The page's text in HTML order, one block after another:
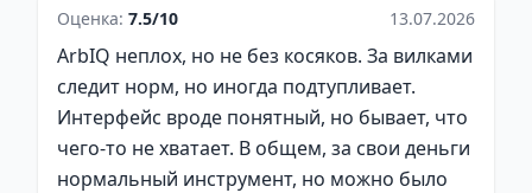
Оценка: 7.5/10 13.07.2026
ArbIQ неплох, но не без косяков. За вилками
следит норм, но иногда подтупливает.
Интерфейс вроде понятный, но бывает, что
чего-то не хватает. В общем, за свои деньги
нормальный инструмент, но можно было